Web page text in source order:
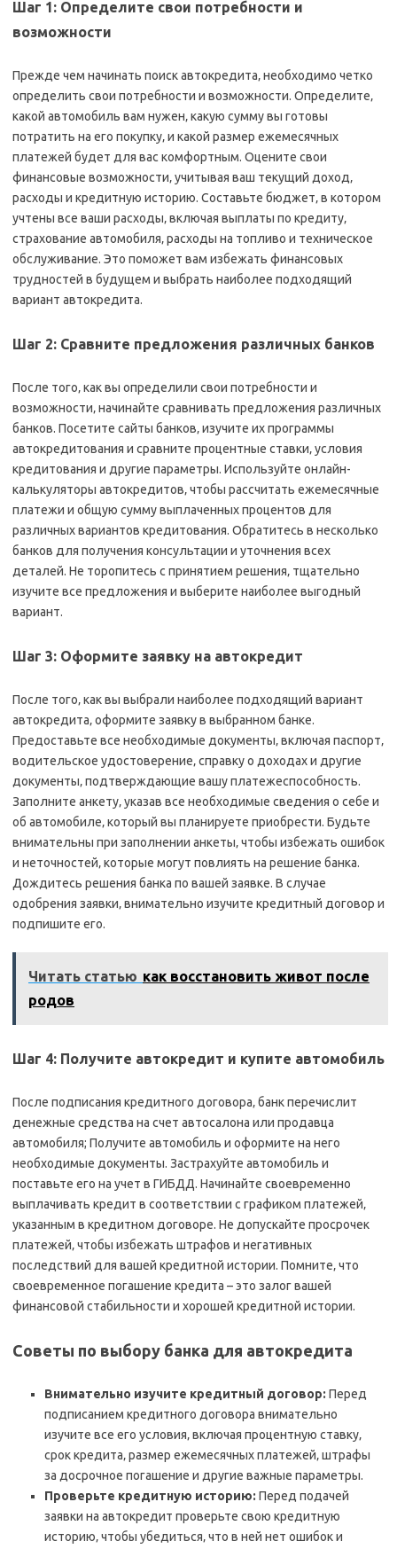
Шаг 1: Определите свои потребности и
возможности
Прежде чем начинать поиск автокредита‚ необходимо четко
определить свои потребности и возможности. Определите‚
какой автомобиль вам нужен‚ какую сумму вы готовы
потратить на его покупку‚ и какой размер ежемесячных
платежей будет для вас комфортным. Оцените свои
финансовые возможности‚ учитывая ваш текущий доход‚
расходы и кредитную историю. Составьте бюджет‚ в котором
учтены все ваши расходы‚ включая выплаты по кредиту‚
страхование автомобиля‚ расходы на топливо и техническое
обслуживание. Это поможет вам избежать финансовых
трудностей в будущем и выбрать наиболее подходящий
вариант автокредита.
Шаг 2: Сравните предложения различных банков
После того‚ как вы определили свои потребности и
возможности‚ начинайте сравнивать предложения различных
банков. Посетите сайты банков‚ изучите их программы
автокредитования и сравните процентные ставки‚ условия
кредитования и другие параметры. Используйте онлайн-
калькуляторы автокредитов‚ чтобы рассчитать ежемесячные
платежи и общую сумму выплаченных процентов для
различных вариантов кредитования. Обратитесь в несколько
банков для получения консультации и уточнения всех
деталей. Не торопитесь с принятием решения‚ тщательно
изучите все предложения и выберите наиболее выгодный
вариант.
Шаг 3: Оформите заявку на автокредит
После того‚ как вы выбрали наиболее подходящий вариант
автокредита‚ оформите заявку в выбранном банке.
Предоставьте все необходимые документы‚ включая паспорт‚
водительское удостоверение‚ справку о доходах и другие
документы‚ подтверждающие вашу платежеспособность.
Заполните анкету‚ указав все необходимые сведения о себе и
об автомобиле‚ который вы планируете приобрести. Будьте
внимательны при заполнении анкеты‚ чтобы избежать ошибок
и неточностей‚ которые могут повлиять на решение банка.
Дождитесь решения банка по вашей заявке. В случае
одобрения заявки‚ внимательно изучите кредитный договор и
подпишите его.
Читать статью как восстановить живот после
родов
Шаг 4: Получите автокредит и купите автомобиль
После подписания кредитного договора‚ банк перечислит
денежные средства на счет автосалона или продавца
автомобиля; Получите автомобиль и оформите на него
необходимые документы. Застрахуйте автомобиль и
поставьте его на учет в ГИБДД. Начинайте своевременно
выплачивать кредит в соответствии с графиком платежей‚
указанным в кредитном договоре. Не допускайте просрочек
платежей‚ чтобы избежать штрафов и негативных
последствий для вашей кредитной истории. Помните‚ что
своевременное погашение кредита – это залог вашей
финансовой стабильности и хорошей кредитной истории.
Советы по выбору банка для автокредита
Внимательно изучите кредитный договор: Перед
подписанием кредитного договора внимательно
изучите все его условия‚ включая процентную ставку‚
срок кредита‚ размер ежемесячных платежей‚ штрафы
за досрочное погашение и другие важные параметры.
Проверьте кредитную историю: Перед подачей
заявки на автокредит проверьте свою кредитную
историю‚ чтобы убедиться‚ что в ней нет ошибок и